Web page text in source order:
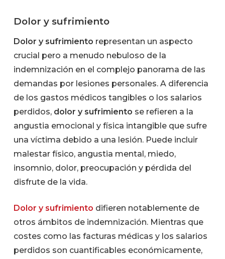
Dolor y sufrimiento
Dolor y sufrimiento representan un aspecto
crucial pero a menudo nebuloso de la
indemnización en el complejo panorama de las
demandas por lesiones personales. A diferencia
de los gastos médicos tangibles o los salarios
perdidos, dolor y sufrimiento se refieren a la
angustia emocional y física intangible que sufre
una víctima debido a una lesión. Puede incluir
malestar físico, angustia mental, miedo,
insomnio, dolor, preocupación y pérdida del
disfrute de la vida.
Dolor y sufrimiento difieren notablemente de
otros ámbitos de indemnización. Mientras que
costes como las facturas médicas y los salarios
perdidos son cuantificables económicamente,